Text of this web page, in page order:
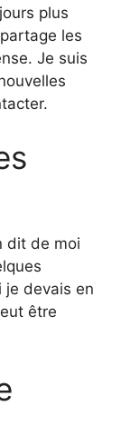
plus
les
Je suis
dit de moi
je devais en
être